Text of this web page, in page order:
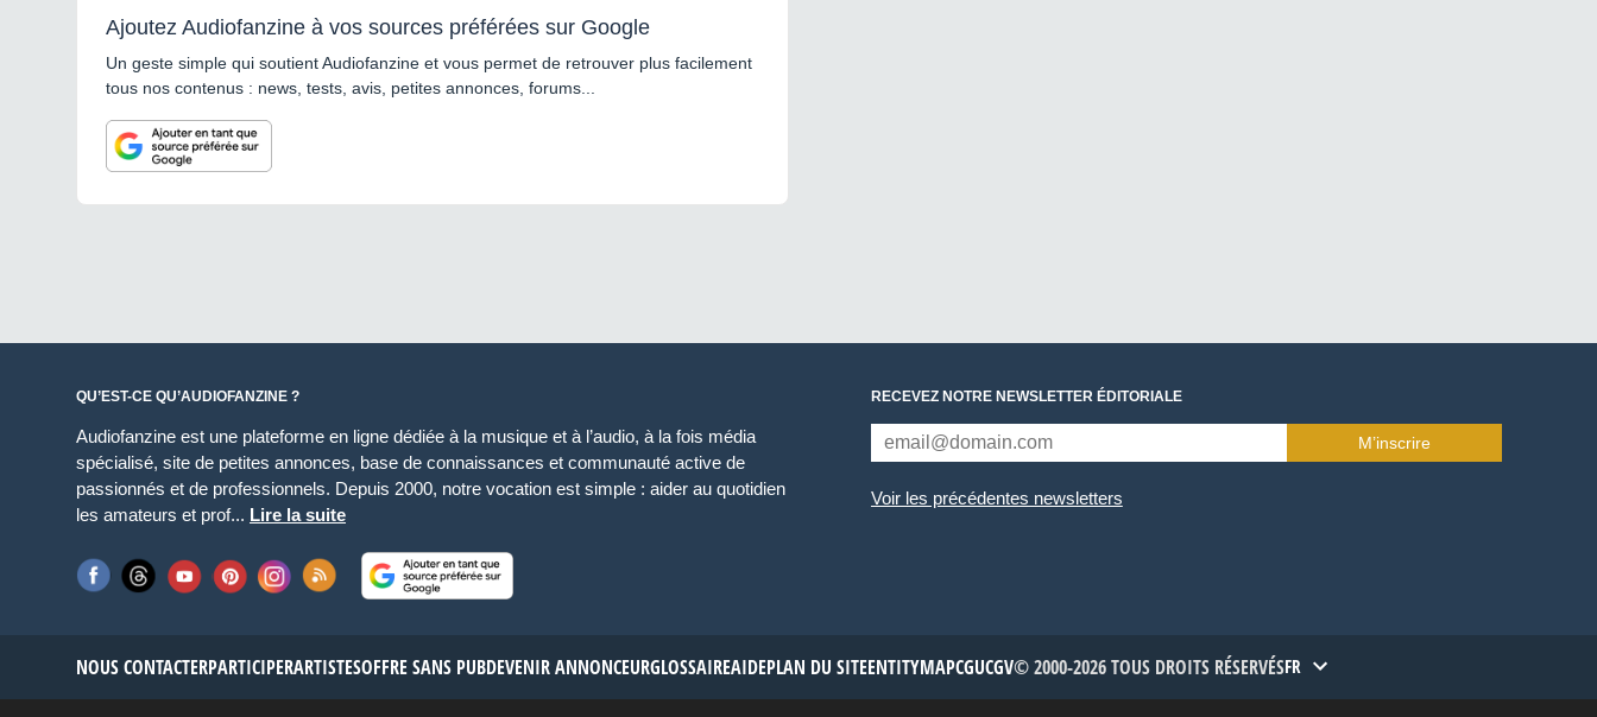
Ajoutez Audiofanzine à vos sources préférées sur Google
Un geste simple qui soutient Audiofanzine et vous permet de retrouver plus facilement
tous nos contenus : news, tests, avis, petites annonces, forums...
QU’EST-CE QU’AUDIOFANZINE ?
Audiofanzine est une plateforme en ligne dédiée à la musique et à l’audio, à la fois média
spécialisé, site de petites annonces, base de connaissances et communauté active de
passionnés et de professionnels. Depuis 2000, notre vocation est simple : aider au quotidien
les amateurs et prof... Lire la suite
RECEVEZ NOTRE NEWSLETTER ÉDITORIALE
M’inscrire
Voir les précédentes newsletters
NOUS CONTACTERPARTICIPERARTISTESOFFRE SANS PUBDEVENIR ANNONCEURGLOSSAIREAIDEPLAN DU SITEENTITYMAPCGUCGV© 2000-2026 TOUS DROITS RÉSERVÉSFR